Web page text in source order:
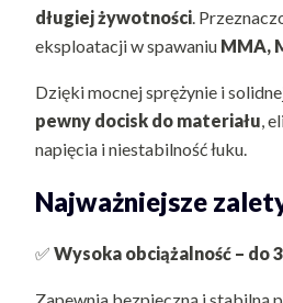
długiej żywotności .
eksploatacji w spawaniu MMA,
Dzięki mocnej sprężynie i
pewny docisk do materiału ,
napięcia i niestabilność łuku.
Najważniejsze
✅ Wysoka obciążalność – do
Zapewnia bezpieczną i stabilną